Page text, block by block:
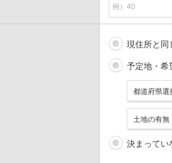
現住所と同
予定地・希
決まってい